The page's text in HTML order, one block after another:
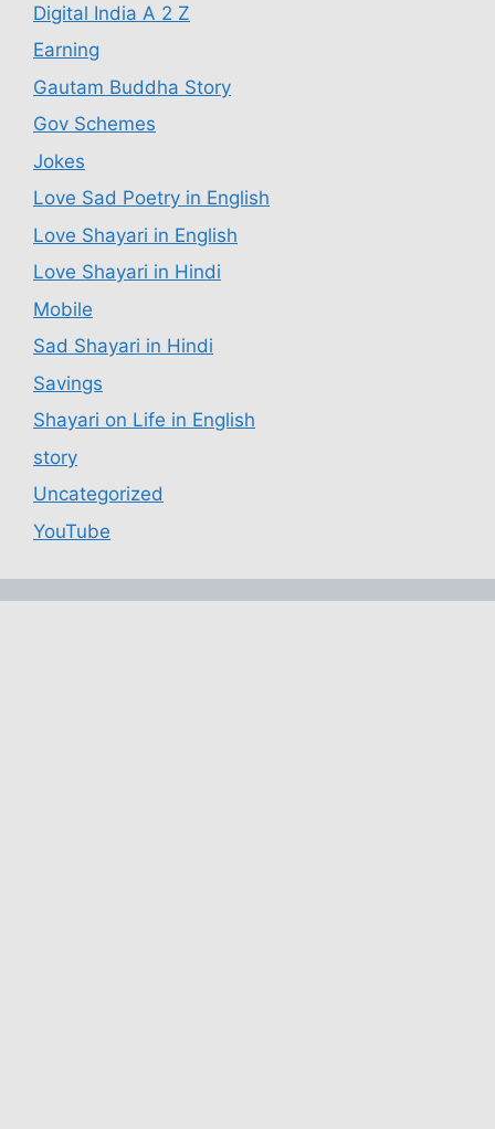
Digital India A 2 Z
Earning
Gautam Buddha Story
Gov Schemes
Jokes
Love Sad Poetry in English
Love Shayari in English
Love Shayari in Hindi
Mobile
Sad Shayari in Hindi
Savings
Shayari on Life in English
story
Uncategorized
YouTube